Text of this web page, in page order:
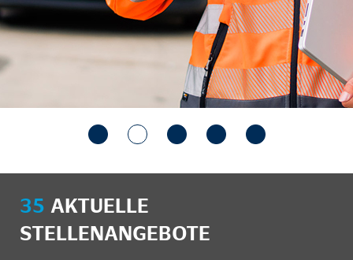
35 AKTUELLE
STELLENANGEBOTE